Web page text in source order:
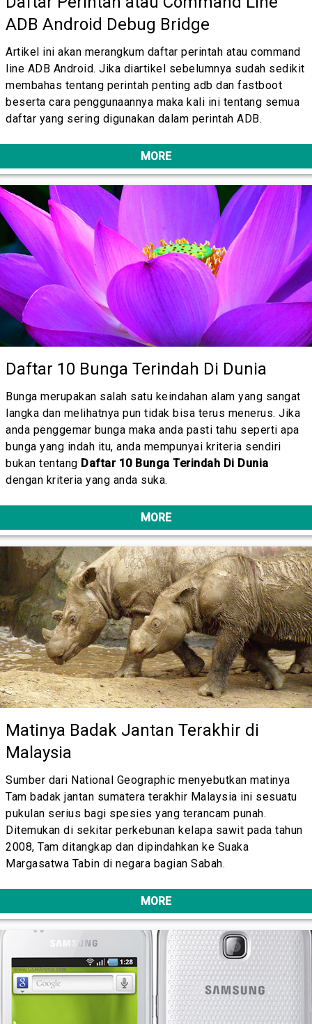
ADB Android Debug Bridge
Artikel ini akan merangkum daftar perintah atau command
line ADB Android. Jika diartikel sebelumnya sudah sedikit
membahas tentang perintah penting adb dan fastboot
beserta cara penggunaannya maka kali ini tentang semua
daftar yang sering digunakan dalam perintah ADB.
MORE
Daftar 10 Bunga Terindah Di Dunia
Bunga merupakan salah satu keindahan alam yang sangat
langka dan melihatnya pun tidak bisa terus menerus. Jika
anda penggemar bunga maka anda pasti tahu seperti apa
bunga yang indah itu, anda mempunyai kriteria sendiri
bukan tentang Daftar 10 Bunga Terindah Di Dunia
dengan kriteria yang anda suka.
MORE
Matinya Badak Jantan Terakhir di
Malaysia
Sumber dari National Geographic menyebutkan matinya
Tam badak jantan sumatera terakhir Malaysia ini sesuatu
pukulan serius bagi spesies yang terancam punah.
Ditemukan di sekitar perkebunan kelapa sawit pada tahun
2008, Tam ditangkap dan dipindahkan ke Suaka
Margasatwa Tabin di negara bagian Sabah.
MORE